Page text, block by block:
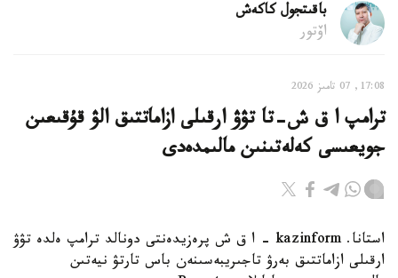
باقىتجول كاكەش
اۆتور
17:08, 07 تامىز 2026
ترامپ ا ق ش-تا تۋۋ ارقىلى ازاماتتىق الۋ قۇقىعىن
جويعىسى كەلەتىنىن مالىمدەدى
استانا. kazinform - ا ق ش پرەزيدەنتى دونالد ترامپ ەلدە تۋۋ
ارقىلى ازاماتتىق بەرۋ تاجىريبەسىنەن باس تارتۋ نيەتىن